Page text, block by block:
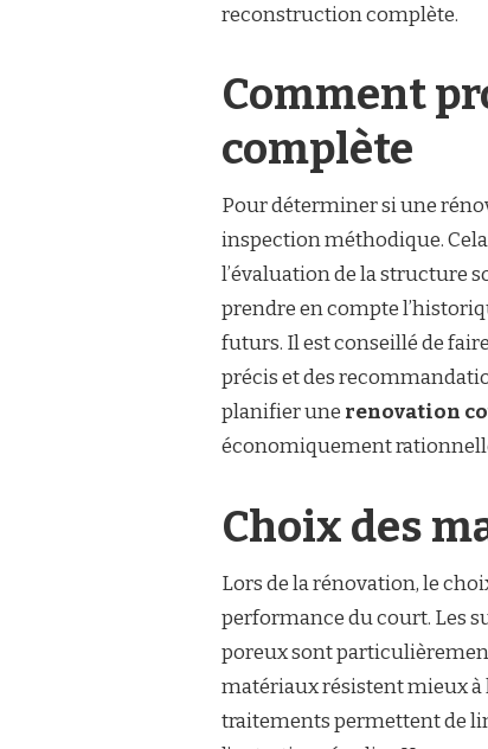
reconstruction complète.
Comment
complète
Pour déterminer si une
inspection méthodique.
l’évaluation de la structure
prendre en compte
futurs. Il est conseillé de
précis et des
planifier une renovation
économiquement
Choix des
Lors de la rénovation, le
performance du court. Les
poreux sont
matériaux résistent mieux à
traitements permettent de